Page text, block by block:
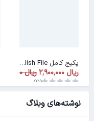
پکیج کامل American English File
(0)
نوشته‌های وبلاگ